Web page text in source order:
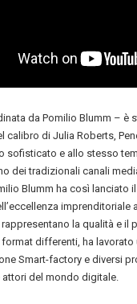
da Pomilio Blumm – è
calibro di Julia Roberts,
sofisticato e allo stesso
dei tradizionali canali
Blumm ha così lanciato
imprenditoriale
rappresentano la qualità e
differenti, ha
Smart-factory e diversi
del mondo digitale.